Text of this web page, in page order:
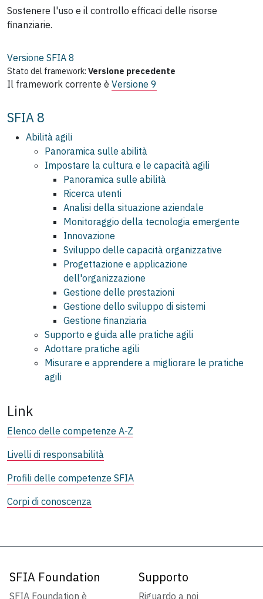
Sostenere l'uso e il controllo efficaci delle risorse
finanziarie.
Versione SFIA 8
Stato del framework: Versione precedente
Il framework corrente è Versione 9
SFIA 8
Abilità agili
Panoramica sulle abilità
Impostare la cultura e le capacità agili
Panoramica sulle abilità
Ricerca utenti
Analisi della situazione aziendale
Monitoraggio della tecnologia emergente
Innovazione
Sviluppo delle capacità organizzative
Progettazione e applicazione
dell'organizzazione
Gestione delle prestazioni
Gestione dello sviluppo di sistemi
Gestione finanziaria
Supporto e guida alle pratiche agili
Adottare pratiche agili
Misurare e apprendere a migliorare le pratiche
agili
Link
Elenco delle competenze A-Z
Livelli di responsabilità
Profili delle competenze SFIA
Corpi di conoscenza
SFIA Foundation
SFIA Foundation è
Supporto
Riguardo a noi